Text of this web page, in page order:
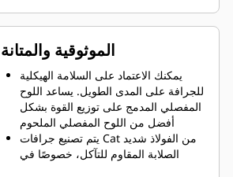
يزيد استهلاك الوقود إلى الحد الأقصى
أثناء الحفر. تم تصميم جرافات Cat بحيث
تخترق المواد بمنتهى السرعة لتحسين
تحميل كمية أكبر من المواد في أقل وقت
ممكن. يساعد شكل الجرافة والقضبان
الجانبية على الاحتفاظ بمعظم المواد في
الجرافة لكل حمولة.
الموثوقية والمتانة
يمكنك الاعتماد على السلامة الهيكلية
للجرافة على المدى الطويل. ‏‫يساعد اللوح
المفصلي المدمج على توزيع القوة بشكل
أفضل من اللوح المفصلي الملحوم
يتم تصنيع جرافات Cat من الفولاذ شديد
الصلابة المقاوم للتآكل، خصوصًا في